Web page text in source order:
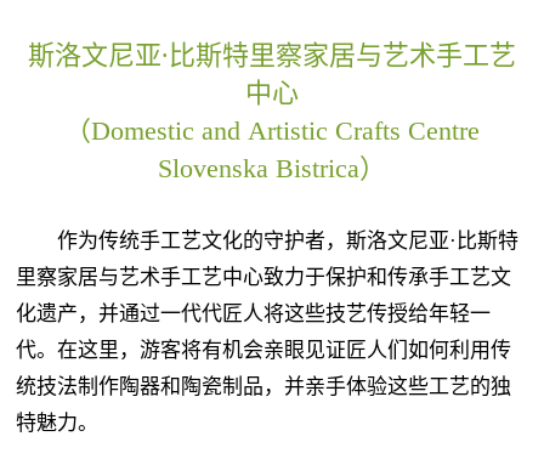
斯洛文尼亚·比斯特里察家居与艺术手工艺
中心
（Domestic and Artistic Crafts Centre
Slovenska Bistrica）
作为传统手工艺文化的守护者，斯洛文尼亚·比斯特
里察家居与艺术手工艺中心致力于保护和传承手工艺文
化遗产，并通过一代代匠人将这些技艺传授给年轻一
代。在这里，游客将有机会亲眼见证匠人们如何利用传
统技法制作陶器和陶瓷制品，并亲手体验这些工艺的独
特魅力。